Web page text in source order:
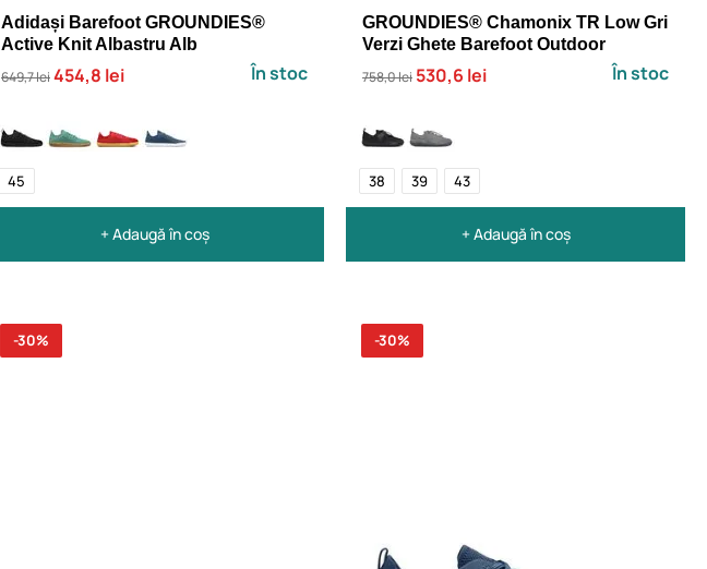
Adidași Barefoot GROUNDIES®
Active Knit Albastru Alb
649,7 lei454,8 lei În stoc
45
+ Adaugă în coș
GROUNDIES® Chamonix TR Low Gri
Verzi Ghete Barefoot Outdoor
758,0 lei 530,6 lei În stoc
38 39 43
+ Adaugă în coș
-30% -30%